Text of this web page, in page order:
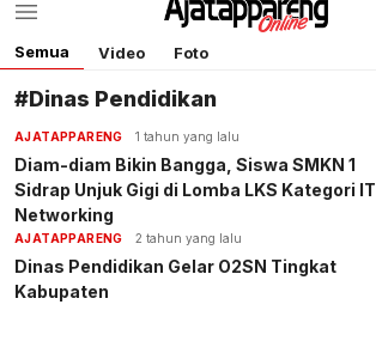
Semua Video Foto
#Dinas Pendidikan
AJATAPPARENG 1 tahun yang lalu
Diam-diam Bikin Bangga, Siswa SMKN 1
Sidrap Unjuk Gigi di Lomba LKS Kategori IT
Networking
AJATAPPARENG 2 tahun yang lalu
Dinas Pendidikan Gelar O2SN Tingkat
Kabupaten